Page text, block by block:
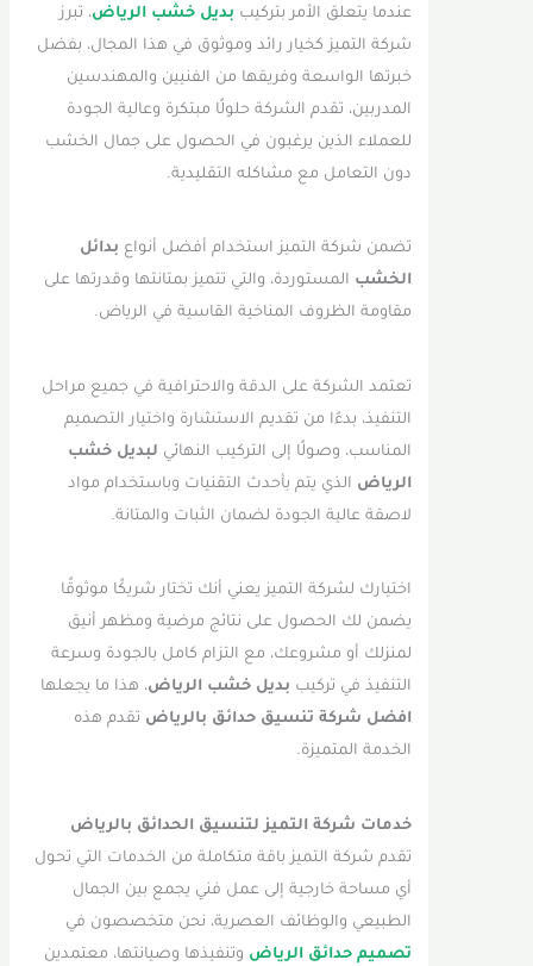
عندما يتعلق الأمر بتركيببديل خشب الرياض ، تبرز
شركة التميز كخيار رائد وموثوق في هذا المجال، بفضل
خبرتها الواسعة وفريقها من الفنيين والمهندسين
المدربين، تقدم الشركة حلولًا مبتكرة وعالية الجودة
للعملاء الذين يرغبون في الحصول على جمال الخشب
دون التعامل مع مشاكله التقليدية.
تضمن شركة التميز استخدام أفضل أنواع بدائل
الخشبالمستوردة، والتي تتميز بمتانتها وقدرتها على
مقاومة الظروف المناخية القاسية في الرياض.
تعتمد الشركة على الدقة والاحترافية في جميع مراحل
التنفيذ، بدءًا من تقديم الاستشارة واختيار التصميم
المناسب، وصولًا إلى التركيب النهائيلبديل خشب
الرياضالذي يتم بأحدث التقنيات وباستخدام مواد
لاصقة عالية الجودة لضمان الثبات والمتانة.
اختيارك لشركة التميز يعني أنك تختار شريكًا موثوقًا
يضمن لك الحصول على نتائج مرضية ومظهر أنيق
لمنزلك أو مشروعك، مع التزام كامل بالجودة وسرعة
التنفيذ في تركيببديل خشب الرياض، هذا ما يجعلها
افضل شركة تنسيق حدائق بالرياضتقدم هذه
الخدمة المتميزة.
خدمات شركة التميز لتنسيق الحدائق بالرياض
تقدم شركة التميز باقة متكاملة من الخدمات التي تحول
أي مساحة خارجية إلى عمل فني يجمع بين الجمال
الطبيعي والوظائف العصرية، نحن متخصصون في
تصميم حدائق الرياضوتنفيذها وصيانتها، معتمدين